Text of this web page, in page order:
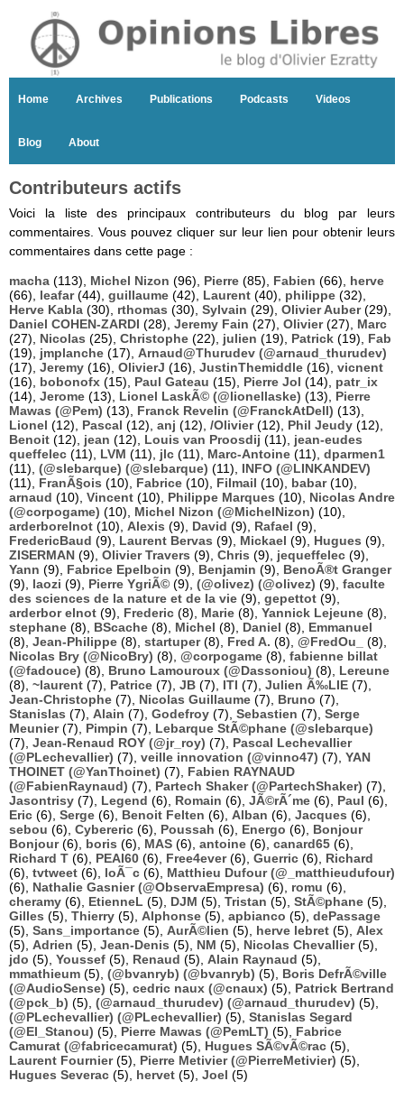
Home Archives Publications Podcasts Videos
Blog About
Contributeurs actifs
Voici la liste des principaux contributeurs du blog par leurs
commentaires. Vous pouvez cliquer sur leur lien pour obtenir leurs
commentaires dans cette page :
macha (113), Michel Nizon (96), Pierre (85), Fabien (66), herve
(66), leafar(44), guillaume (42), Laurent (40), philippe (32),
Herve Kabla (30), rthomas (30), Sylvain (29), Olivier Auber(29),
Daniel COHEN-ZARDI (28), Jeremy Fain (27), Olivier(27), Marc
(27), Nicolas (25), Christophe (22), julien (19), Patrick (19), Fab
(19), jmplanche (17), Arnaud@Thurudev (@arnaud_thurudev)
(17), Jeremy (16), OlivierJ (16), JustinThemiddle (16), vicnent
(16), bobonofx (15), Paul Gateau (15), Pierre Jol (14), patr_ix
(14), Jerome (13), Lionel LaskÃ© (@lionellaske) (13), Pierre
Mawas (@Pem) (13), Franck Revelin (@FranckAtDell) (13),
Lionel (12), Pascal (12), anj (12), /Olivier(12), Phil Jeudy (12),
Benoit (12), jean (12), Louis van Proosdij (11), jean-eudes
queffelec (11), LVM (11), jlc (11), Marc-Antoine (11), dparmen1
(11), (@slebarque) (@slebarque) (11), INFO (@LINKANDEV)
(11), FranÃ§ois (10), Fabrice (10), Filmail (10), babar(10),
arnaud (10), Vincent (10), Philippe Marques (10), Nicolas Andre
(@corpogame) (10), Michel Nizon (@MichelNizon) (10),
arderborelnot (10), Alexis (9), David (9), Rafael (9),
FredericBaud (9), Laurent Bervas (9), Mickael (9), Hugues (9),
ZISERMAN (9), Olivier Travers (9), Chris (9), jequeffelec (9),
Yann (9), Fabrice Epelboin (9), Benjamin (9), BenoÃ®t Granger
(9), laozi (9), Pierre YgriÃ© (9), (@olivez) (@olivez) (9), faculte
des sciences de la nature et de la vie (9), gepettot (9),
arderbor elnot (9), Frederic (8), Marie (8), Yannick Lejeune (8),
stephane (8), BScache (8), Michel (8), Daniel (8), Emmanuel
(8), Jean-Philippe (8), startuper(8), Fred A. (8), @FredOu_
(8),
Nicolas Bry (@NicoBry) (8), @corpogame (8), fabienne billat
(@fadouce) (8), Bruno Lamouroux (@Dassoniou) (8), Lereune
(8), ~laurent (7), Patrice (7), JB (7), ITI (7), Julien Ã‰LIE (7),
Jean-Christophe (7), Nicolas Guillaume (7), Bruno (7),
Stanislas (7), Alain (7), Godefroy (7), Sebastien (7), Serge
Meunier(7), Pimpin (7), Lebarque StÃ©phane (@slebarque)
(7), Jean-Renaud ROY (@jr_roy) (7), Pascal Lechevallier
(@PLechevallier) (7), veille innovation (@vinno47) (7), YAN
THOINET (@YanThoinet) (7), Fabien RAYNAUD
(@FabienRaynaud) (7), Partech Shaker (@PartechShaker) (7),
Jasontrisy (7), Legend (6), Romain (6), JÃ©rÃ´me (6), Paul (6),
Eric (6), Serge (6), Benoit Felten (6), Alban (6), Jacques (6),
sebou (6), Cybereric (6), Poussah (6), Energo (6), Bonjour
Bonjour(6), boris (6), MAS (6), antoine (6), canard65 (6),
Richard T (6), PEAI60 (6), Free4ever(6), Guerric (6), Richard
(6), tvtweet (6), loÃ¯c (6), Matthieu Dufour (@_matthieudufour)
(6), Nathalie Gasnier (@ObservaEmpresa) (6), romu (6),
cheramy (6), EtienneL (5), DJM (5), Tristan (5), StÃ©phane (5),
Gilles (5), Thierry (5), Alphonse (5), apbianco (5), dePassage
(5), Sans_importance (5), AurÃ©lien (5), herve lebret (5), Alex
(5), Adrien (5), Jean-Denis (5), NM (5), Nicolas Chevallier(5),
jdo (5), Youssef (5), Renaud (5), Alain Raynaud (5),
mmathieum (5), (@bvanryb) (@bvanryb) (5), Boris DefrÃ©ville
(@AudioSense) (5), cedric naux (@cnaux) (5), Patrick Bertrand
(@pck_b) (5), (@arnaud_thurudev) (@arnaud_thurudev) (5),
(@PLechevallier) (@PLechevallier) (5), Stanislas Segard
(@El_Stanou) (5), Pierre Mawas (@PemLT) (5), Fabrice
Camurat (@fabricecamurat) (5), Hugues SÃ©vÃ©rac (5),
Laurent Fournier(5), Pierre Metivier (@PierreMetivier) (5),
Hugues Severac (5), hervet (5), Joel (5)